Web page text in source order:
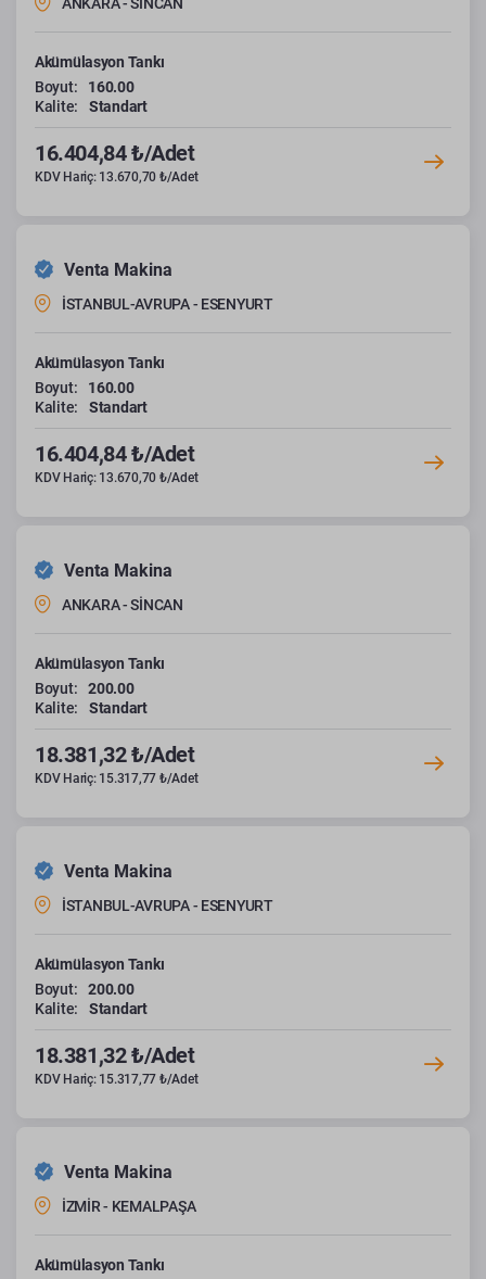
Akümülasyon Tankı
Boyut:
160.00
Kalite:
Standart
16.404,84 ₺/Adet
KDV Hariç: 13.670,70 ₺/Adet
Venta Makina
İSTANBUL-AVRUPA - ESENYURT
Akümülasyon Tankı
Boyut:
160.00
Kalite:
Standart
16.404,84 ₺/Adet
KDV Hariç: 13.670,70 ₺/Adet
Venta Makina
ANKARA - SİNCAN
Akümülasyon Tankı
Boyut:
200.00
Kalite:
Standart
18.381,32 ₺/Adet
KDV Hariç: 15.317,77 ₺/Adet
Venta Makina
İSTANBUL-AVRUPA - ESENYURT
Akümülasyon Tankı
Boyut:
200.00
Kalite:
Standart
18.381,32 ₺/Adet
KDV Hariç: 15.317,77 ₺/Adet
Venta Makina
İZMİR - KEMALPAŞA
Akümülasyon Tankı